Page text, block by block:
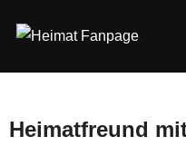
Inhalt
Heimatfreund